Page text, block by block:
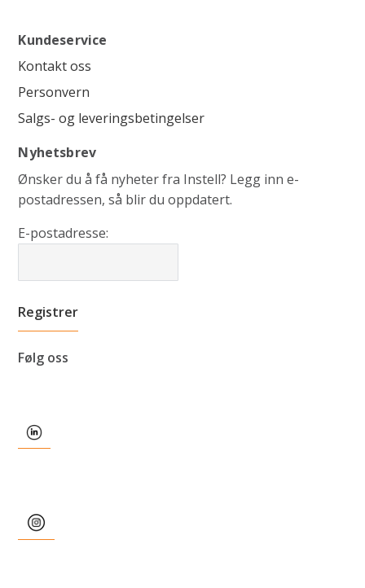
Kundeservice
Kontakt oss
Personvern
Salgs- og leveringsbetingelser
Nyhetsbrev
Ønsker du å få nyheter fra Instell? Legg inn e-
postadressen, så blir du oppdatert.
E-postadresse:
Følg oss